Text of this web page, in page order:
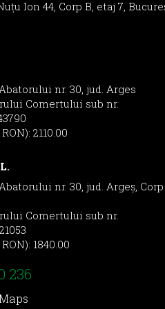
inovativ, dinamic si
să aplici pentru această
Ion 44, Corp B, etaj 7,
nr. 30, jud. Arges
Comertului sub nr.
2110.00
nr. 30, jud. Argeș, Corp
Comertului sub nr.
1840.00
236